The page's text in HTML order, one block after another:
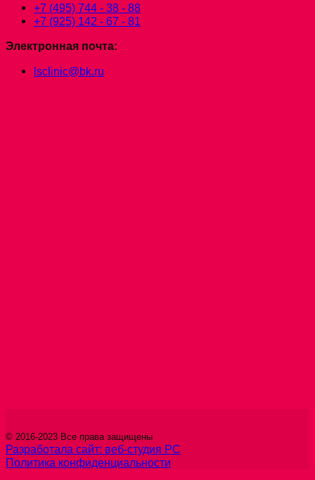
+7 (495) 744 - 38 - 88
+7 (925) 142 - 67 - 81
Электронная почта:
lsclinic@bk.ru
© 2016-2023 Все права защищены
Разработала сайт: веб-студия РС
Политика конфиденциальности